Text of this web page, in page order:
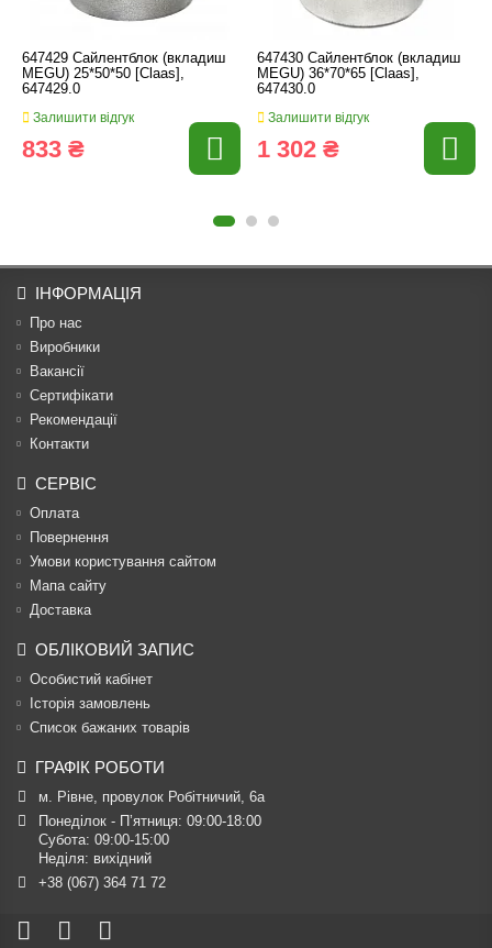
647429 Сайлентблок (вкладиш
MEGU) 25*50*50 [Claas],
647429.0
Залишити відгук
833 ₴
647430 Сайлентблок (вкладиш
MEGU) 36*70*65 [Claas],
647430.0
Залишити відгук
1 302 ₴
ІНФОРМАЦІЯ
Про нас
Виробники
Вакансії
Сертифікати
Рекомендації
Контакти
СЕРВІС
Оплата
Повернення
Умови користування сайтом
Мапа сайту
Доставка
ОБЛІКОВИЙ ЗАПИС
Особистий кабінет
Історія замовлень
Список бажаних товарів
ГРАФІК РОБОТИ
м. Рівне, провулок Робітничий, 6а
Понеділок - П’ятниця: 09:00-18:00
Субота: 09:00-15:00
Неділя: вихідний
+38 (067) 364 71 72